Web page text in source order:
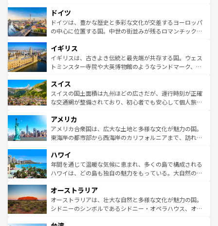
せる。地方によって風土や気候が異なるスペインはその個
性で訪れる人を魅了する。 なお、新着のスペイン情報は コ
ンテンツ一覧を参照してほしい。
で、幅広い魅力が詰まっている。華麗な宮殿、歴史的な大
聖堂、美しいビーチ、そして豊かな自然が、訪れる者を心
から魅了する。また、フランスは美食の国としても知ら
いる。シャンパンの発祥地であるランス、プロヴァンスの
香り高いラベンダー畑など、多彩な楽しみ方が可能だ。さ
らに、パリ以外の地域にも魅力が溢れており、どの街角に
れる地方に足を運ぶとそれぞれで全く異なる文化を体験で
きるだろう。 なお、新着のフランス情報はコンテンツ一覧
を参照してほしい。
ドイツ
ドイツは、豊かな歴史と多彩な文化が交差するヨーロッパ
の中心に位置する国。中世の街並みが残るロマンチック街
顔を持つこの国は、どこを歩いても飽きることがない。ベ
ルリンの文化的活気、バイエルン州のアルプスの絶景、そ
してライン川沿いのワイン畑といった風景は必見。ビール
は、お酒好きな人にはぜひ体験してほしい。 なお、新着の
ドイツ情報はコンテンツ一覧を参照してほしい。
イギリス
イギリスは、古きよき伝統と最先端が共存する国。ウェス
トミンスター寺院や大英博物館のようなランドマーク、歴
リアごとに異なる魅力がある。また、優雅なアフタヌーン
ティー、ビール好きにはたまらない英国パブ、サッカー観
戦など、本場だからこそできる体験も豊富。イギリスを旅
ンツ一覧を参照してほしい。
スイス
スイスの国土面積は九州ほどの広さだが、運行時刻が正確
な交通網が整備されており、初心者でも安心して個人旅行
の建物がそのまま残る町や、スイスならではのユニークな
博物館もあり、アルプス観光だけでなく町歩きも満喫する
ことができる。国民の所得が高いため物価も高いが、旅行
ば市内交通費無料で観光を楽しむこともできる。 なお、新
着のスイス情報はコンテンツ一覧 を参照してほしい。
アメリカ
アメリカ合衆国は、広大な土地と多様な文化が魅力の国。
東海岸の都市部から西海岸のカリフォルニアまで、訪れる
のような巨大都市は、観光、ショッピング、エンターテイ
ンメントが詰まった刺激的なスポットだ。一方、アメリカ
西部には大自然が広がり、グランドキャニオンやイエロー
部のニューオーリンズでは、音楽と美食が融合した独特の
文化が魅力。旅行者はアメリカの各地域で異なる魅力を楽
しみながら、その多様性と豊かな歴史を感じることができ
ハワイ
年間を通じて温暖な気候に恵まれ、多くの島で構成される
ハワイは、どの島も独自の魅力をもっている。大自然の神
ワイ島は見逃せない。また、定番の観光地といえばオアフ
島だが、静かな自然を求めるならマウイ島やカウアイ島が
おすすめ。エメラルドグリーンに輝く海をはじめ、豊かな
オーストラリア
オーストラリアは、壮大な自然と多様な文化が魅力の国。
シドニーのシンボルであるシドニー・オペラハウス、オー